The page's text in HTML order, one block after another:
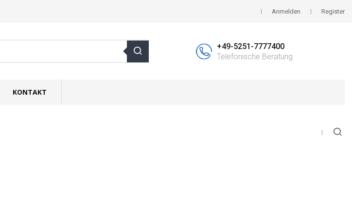
Anmelden Register
+49-5251-7777400
Telefonische Beratung
KONTAKT